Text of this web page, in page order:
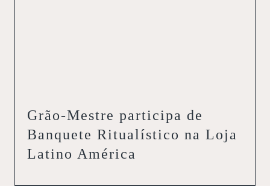
Grão-Mestre participa de
Banquete Ritualístico na Loja
Latino América